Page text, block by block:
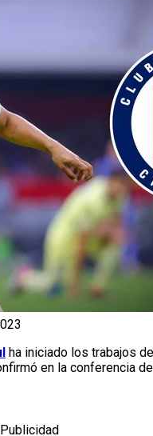
ha iniciado los trabajos
en la conferencia
Publicidad